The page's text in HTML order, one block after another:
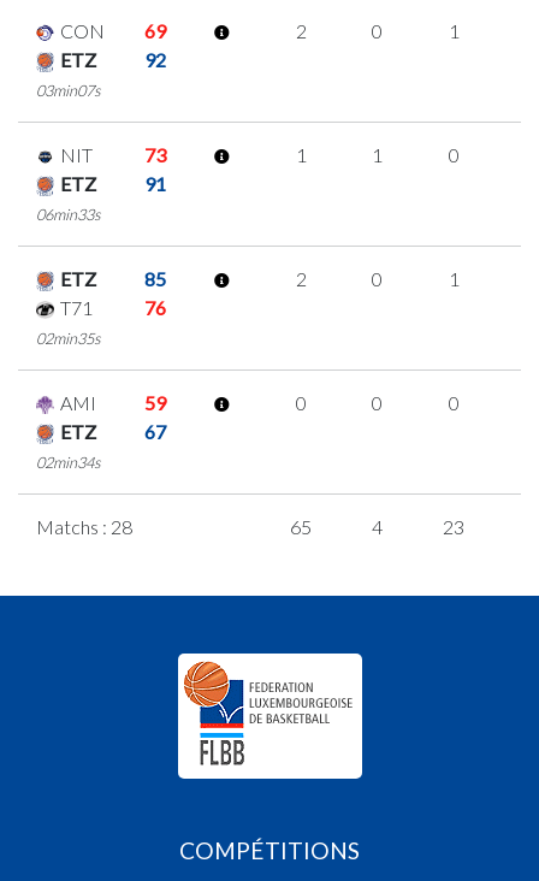
CON
69
ETZ
92
03min07s
2 0 1
NIT
73
ETZ
91
06min33s
1 1 0
ETZ
85
T71
76
02min35s
2 0 1
AMI
59
ETZ
67
02min34s
0 0 0
Matchs : 28 65 4 23
COMPÉTITIONS